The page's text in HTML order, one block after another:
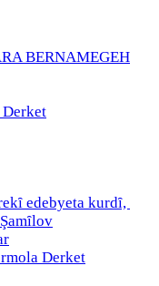
BERNAMEGEH
Derket
edebyeta kurdȋ,
Derket